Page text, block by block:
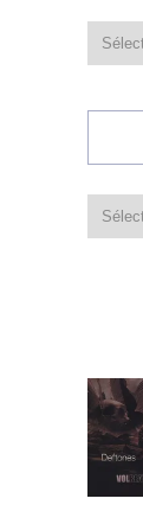
du
blog
dans
les